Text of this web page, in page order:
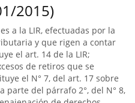
2015)
a la LIR, efectuadas por la
y que rigen a contar
el art. 14 de la LIR;
de retiros que se
el N° 7, del art. 17 sobre
parte del párrafo 2°, del N° 8,